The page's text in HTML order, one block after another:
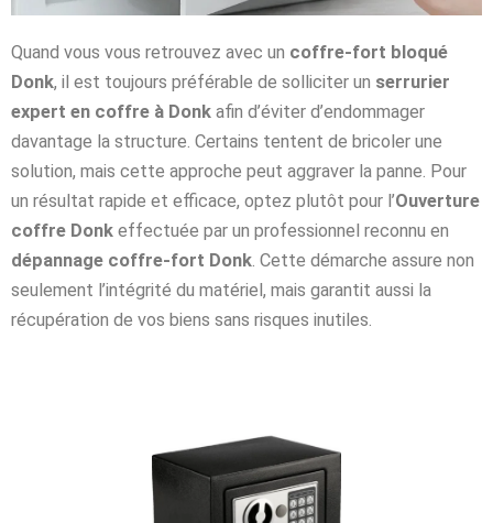
Quand vous vous retrouvez avec un coffre-fort bloqué
Donk, il est toujours préférable de solliciter un serrurier
expert en coffre à Donk afin d’éviter d’endommager
davantage la structure. Certains tentent de bricoler une
solution, mais cette approche peut aggraver la panne. Pour
un résultat rapide et efficace, optez plutôt pour l’Ouverture
coffre Donk effectuée par un professionnel reconnu en
dépannage coffre-fort Donk. Cette démarche assure non
seulement l’intégrité du matériel, mais garantit aussi la
récupération de vos biens sans risques inutiles.